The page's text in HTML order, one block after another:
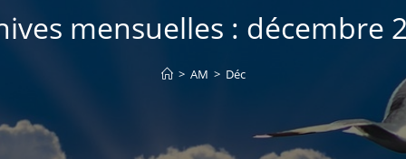
mensuelles : décembre
> AM > Déc